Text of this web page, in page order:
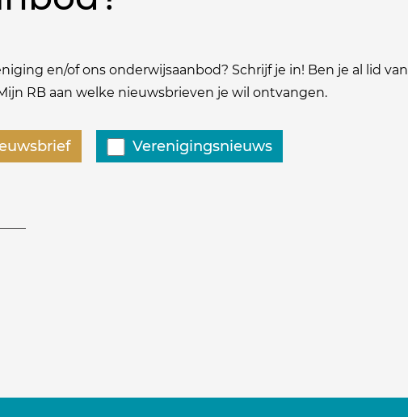
en/of ons onderwijsaanbod? Schrijf je in! Ben je al lid van
RB aan welke nieuwsbrieven je wil ontvangen.
Verenigingsnieuws